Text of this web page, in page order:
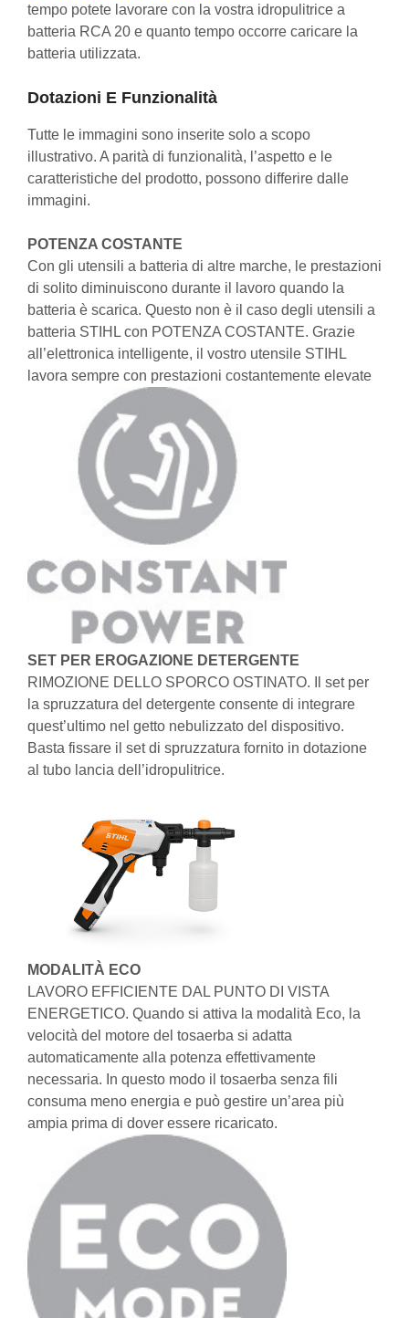
tempo potete lavorare con la vostra idropulitrice a
batteria RCA 20 e quanto tempo occorre caricare la
batteria utilizzata.
Dotazioni E Funzionalità
Tutte le immagini sono inserite solo a scopo
illustrativo. A parità di funzionalità, l’aspetto e le
caratteristiche del prodotto, possono differire dalle
immagini.
POTENZA COSTANTE
Con gli utensili a batteria di altre marche, le prestazioni
di solito diminuiscono durante il lavoro quando la
batteria è scarica. Questo non è il caso degli utensili a
batteria STIHL con POTENZA COSTANTE. Grazie
all’elettronica intelligente, il vostro utensile STIHL
lavora sempre con prestazioni costantemente elevate
SET PER EROGAZIONE DETERGENTE
RIMOZIONE DELLO SPORCO OSTINATO. Il set per
la spruzzatura del detergente consente di integrare
quest’ultimo nel getto nebulizzato del dispositivo.
Basta fissare il set di spruzzatura fornito in dotazione
al tubo lancia dell’idropulitrice.
MODALITÀ ECO
LAVORO EFFICIENTE DAL PUNTO DI VISTA
ENERGETICO. Quando si attiva la modalità Eco, la
velocità del motore del tosaerba si adatta
automaticamente alla potenza effettivamente
necessaria. In questo modo il tosaerba senza fili
consuma meno energia e può gestire un’area più
ampia prima di dover essere ricaricato.